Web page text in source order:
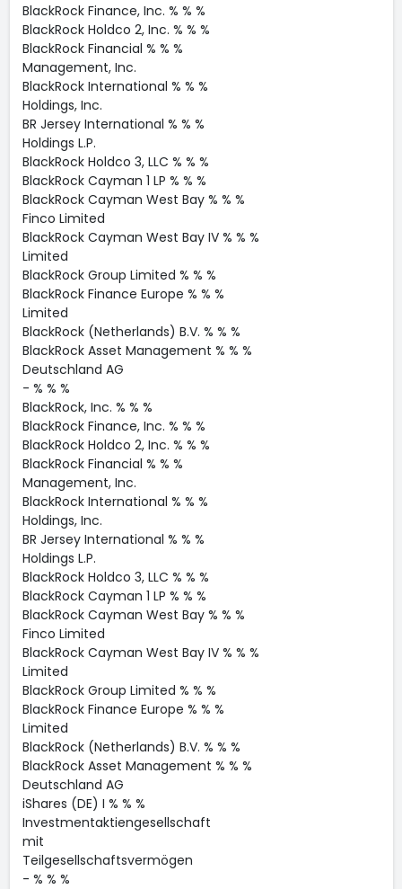
BlackRock Finance, Inc. % % %
BlackRock Holdco 2, Inc. % % %
BlackRock Financial % % %
Management, Inc.
BlackRock International % % %
Holdings, Inc.
BR Jersey International % % %
Holdings L.P.
BlackRock Holdco 3, LLC % % %
BlackRock Cayman 1 LP % % %
BlackRock Cayman West Bay % % %
Finco Limited
BlackRock Cayman West Bay IV % % %
Limited
BlackRock Group Limited % % %
BlackRock Finance Europe % % %
Limited
BlackRock (Netherlands) B.V. % % %
BlackRock Asset Management % % %
Deutschland AG
- % % %
BlackRock, Inc. % % %
BlackRock Finance, Inc. % % %
BlackRock Holdco 2, Inc. % % %
BlackRock Financial % % %
Management, Inc.
BlackRock International % % %
Holdings, Inc.
BR Jersey International % % %
Holdings L.P.
BlackRock Holdco 3, LLC % % %
BlackRock Cayman 1 LP % % %
BlackRock Cayman West Bay % % %
Finco Limited
BlackRock Cayman West Bay IV % % %
Limited
BlackRock Group Limited % % %
BlackRock Finance Europe % % %
Limited
BlackRock (Netherlands) B.V. % % %
BlackRock Asset Management % % %
Deutschland AG
iShares (DE) I % % %
Investmentaktiengesellschaft
mit
Teilgesellschaftsvermögen
- % % %